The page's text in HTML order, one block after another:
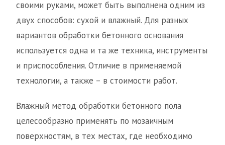
своими руками, может быть выполнена одним из
двух способов: сухой и влажный. Для разных
вариантов обработки бетонного основания
используется одна и та же техника, инструменты
и приспособления. Отличие в применяемой
технологии, а также – в стоимости работ.
Влажный метод обработки бетонного пола
целесообразно применять по мозаичным
поверхностям, в тех местах, где необходимо